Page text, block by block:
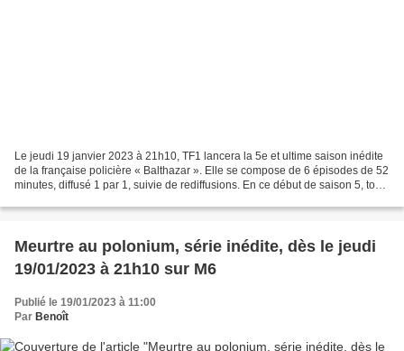
Le jeudi 19 janvier 2023 à 21h10, TF1 lancera la 5e et ultime saison inédite
de la française policière « Balthazar ». Elle se compose de 6 épisodes de 52
minutes, diffusé 1 par 1, suivie de rediffusions. En ce début de saison 5, tous
Meurtre au polonium, série inédite, dès le jeudi
19/01/2023 à 21h10 sur M6
Publié le 19/01/2023 à 11:00
Par Benoît